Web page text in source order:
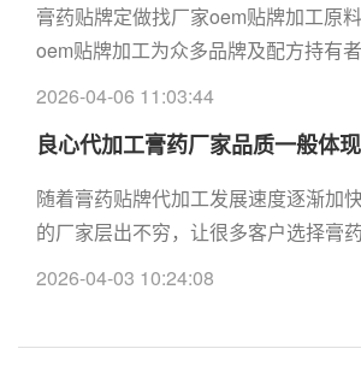
膏药贴牌定做找厂家oem贴牌加工原
oem贴牌加工为众多品牌及配方持有
量产的便利条件，膏药贴以其健康便
2026-04-06 11:03:44
良心代加工膏药厂家品质一般体现
随着膏药贴牌代加工发展速度逐渐加
的厂家层出不穷，让很多客户选择膏
实很烦恼，因为不知道该怎样判断，
2026-04-03 10:24:08